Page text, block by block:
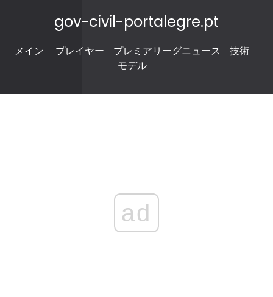
gov-civil-portalegre.pt
メイン プレイヤー プレミアリーグニュース
技術
モデル
ad